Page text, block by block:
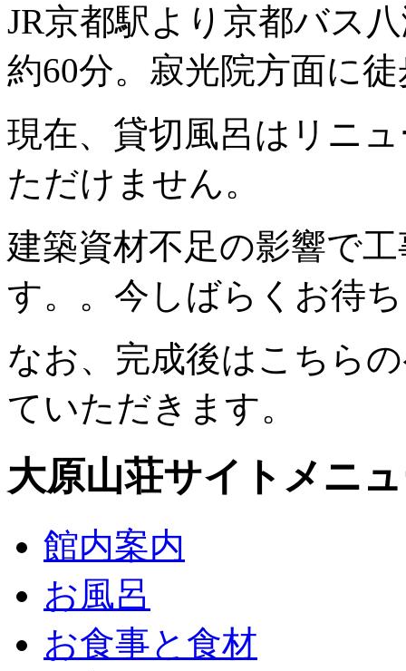
JR京都駅より京都バス
約60分。寂光院方面に
現在、貸切風呂はリニ
ただけません。
建築資材不足の影響で
す。。今しばらくお待
なお、完成後はこちら
ていただきます。
大原山荘サイトメニ
館内案内
お風呂
お食事と食材